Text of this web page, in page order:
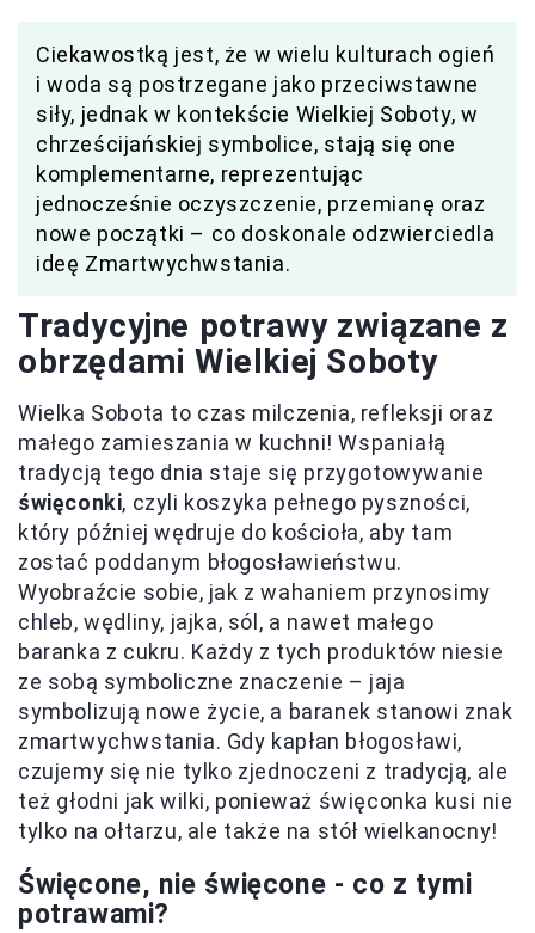
Ciekawostką jest, że w wielu kulturach ogień
i woda są postrzegane jako przeciwstawne
siły, jednak w kontekście Wielkiej Soboty, w
chrześcijańskiej symbolice, stają się one
komplementarne, reprezentując
jednocześnie oczyszczenie, przemianę oraz
nowe początki – co doskonale odzwierciedla
ideę Zmartwychwstania.
Tradycyjne potrawy związane z
obrzędami Wielkiej Soboty
Wielka Sobota to czas milczenia, refleksji oraz
małego zamieszania w kuchni! Wspaniałą
tradycją tego dnia staje się przygotowywanie
święconki, czyli koszyka pełnego pyszności,
który później wędruje do kościoła, aby tam
zostać poddanym błogosławieństwu.
Wyobraźcie sobie, jak z wahaniem przynosimy
chleb, wędliny, jajka, sól, a nawet małego
baranka z cukru. Każdy z tych produktów niesie
ze sobą symboliczne znaczenie – jaja
symbolizują nowe życie, a baranek stanowi znak
zmartwychwstania. Gdy kapłan błogosławi,
czujemy się nie tylko zjednoczeni z tradycją, ale
też głodni jak wilki, ponieważ święconka kusi nie
tylko na ołtarzu, ale także na stół wielkanocny!
Święcone, nie święcone - co z tymi
potrawami?